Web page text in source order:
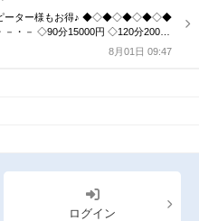
ター様もお得♪ ◆◇◆◇◆◇◆◇◆
・－ ◇90分15000円 ◇120分20000
－・－・－・－・－・－・－・－ ※
料 ※大阪市外についてはお問い合
8月01日 09:47
ログイン